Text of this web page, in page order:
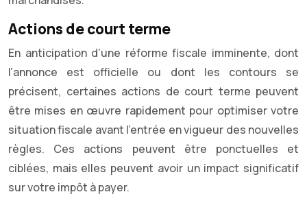
Actions de court terme
En anticipation d’une réforme fiscale imminente, dont
l’annonce est officielle ou dont les contours se
précisent, certaines actions de court terme peuvent
être mises en œuvre rapidement pour optimiser votre
situation fiscale avant l’entrée en vigueur des nouvelles
règles. Ces actions peuvent être ponctuelles et
ciblées, mais elles peuvent avoir un impact significatif
sur votre impôt à payer.